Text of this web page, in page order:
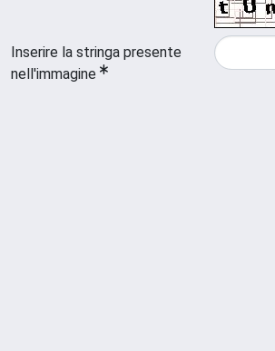
Inserire la stringa presente
nell'immagine